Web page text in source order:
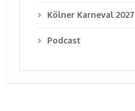
Kölner Karneval 2027
Podcast